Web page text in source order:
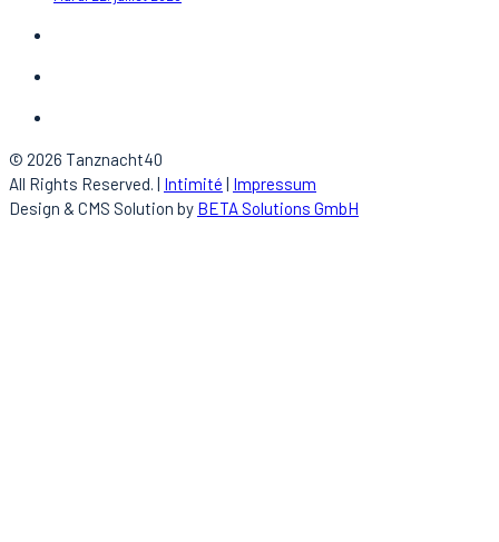
© 2026 Tanznacht40
All Rights Reserved. | Intimité
Impressum
Design & CMS Solution by BETA Solutions GmbH